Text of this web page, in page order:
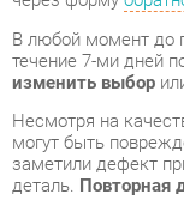
Несмотря на
могут быть
заметили дефект
деталь.Повторная
распространяется
года с момента
Спальня BTS